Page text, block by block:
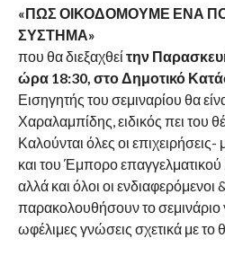
«ΠΩΣ ΟΙΚΟΔΟΜΟΥΜΕ ΕΝΑ
ΣΥΣΤΗΜΑ»
που θα διεξαχθείτην
ώρα 18:30, στο Δημοτικό
Εισηγητής του σεμιναρίου θα
Χαραλαμπίδης, ειδικός πει του
Καλούνται όλες οι
και του Έμπορο
αλλά και όλοι οι
παρακολουθήσουν το σεμινάριο
ωφέλιμες γνώσεις σχετικά με το